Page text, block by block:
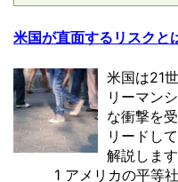
米国が直面するリスクと
米国は21
リーマン
な衝撃を
リードし
解説します
1 アメリカの平等